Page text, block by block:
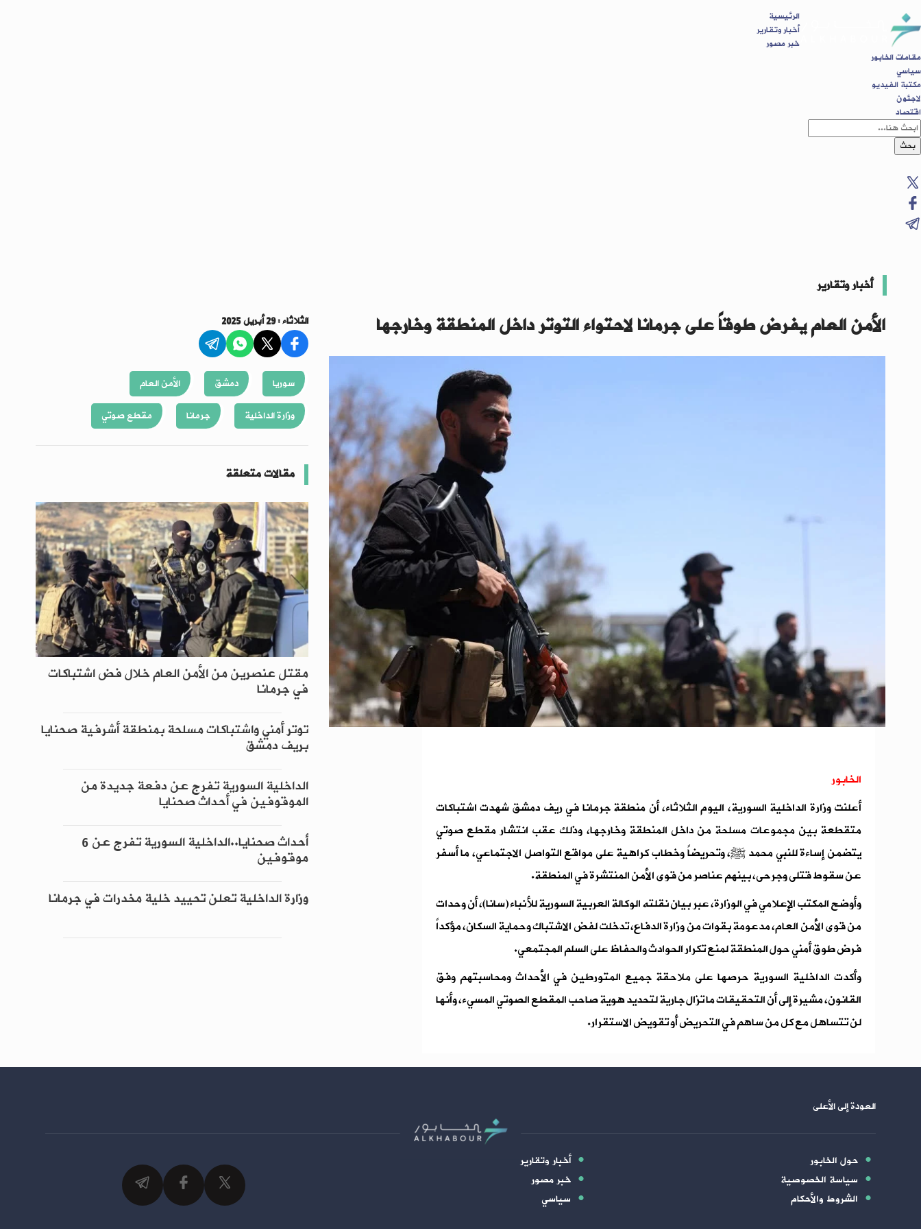
الرئيسية
أخبار وتقارير
خبر مصور
مقامات الخابور
سياسي
مكتبة الفيديو
لاجئون
اقتصاد
بحث
أخبار وتقارير
الأمن العام يفرض طوقاً على جرمانا لاحتواء التوتر داخل المنطقة وخارجها
الخابور
أعلنت وزارة الداخلية السورية، اليوم الثلاثاء، أن منطقة جرمانا في ريف دمشق شهدت اشتباكات
متقطعة بين مجموعات مسلحة من داخل المنطقة وخارجها، وذلك عقب انتشار مقطع صوتي
يتضمن إساءة للنبي محمد ﷺ، وتحريضاً وخطاب كراهية على مواقع التواصل الاجتماعي، ما أسفر
عن سقوط قتلى وجرحى، بينهم عناصر من قوى الأمن المنتشرة في المنطقة.
وأوضح المكتب الإعلامي في الوزارة، عبر بيان نقلته الوكالة العربية السورية للأنباء (سانا)، أن وحدات
من قوى الأمن العام، مدعومة بقوات من وزارة الدفاع، تدخلت لفض الاشتباك وحماية السكان، مؤكداً
فرض طوق أمني حول المنطقة لمنع تكرار الحوادث والحفاظ على السلم المجتمعي.
وأكدت الداخلية السورية حرصها على ملاحقة جميع المتورطين في الأحداث ومحاسبتهم وفق
القانون، مشيرة إلى أن التحقيقات ما تزال جارية لتحديد هوية صاحب المقطع الصوتي المسيء، وأنها
لن تتساهل مع كل من ساهم في التحريض أو تقويض الاستقرار.
الثلاثاء : 29 أبريل 2025
سوريا دمشق
الأمن العام
وزارة الداخلية
جرمانا مقطع صوتي
مقالات متعلقة
مقتل عنصرين من الأمن العام خلال فض اشتباكات
في جرمانا
توتر أمني واشتباكات مسلحة بمنطقة أشرفية صحنايا
بريف دمشق
الداخلية السورية تفرج عن دفعة جديدة من
الموقوفين في أحداث صحنايا
أحداث صحنايا..الداخلية السورية تفرج عن 6
موقوفين
وزارة الداخلية تعلن تحييد خلية مخدرات في جرمانا
العودة إلى الأعلى
حول الخابور
سياسة الخصوصية
الشروط والأحكام
أخبار وتقارير
خبر مصور
سياسي